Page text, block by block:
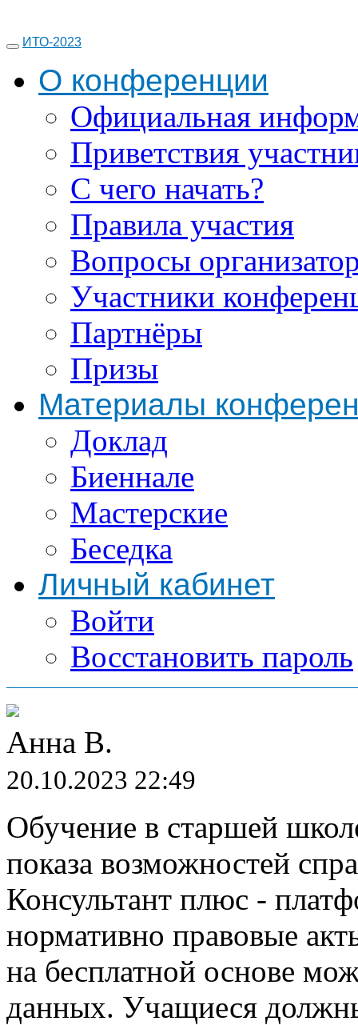
ИТО-2023
О конференции
Официальная
Приветствия
С чего начать?
Правила участия
Вопросы
Участники
Партнёры
Призы
Материалы
Доклад
Биеннале
Мастерские
Беседка
Личный кабинет
Войти
Восстановить пароль
Анна В.
20.10.2023 22:49
Обучение в старшей
показа возможностей
Консультант плюс -
нормативно правовые
на бесплатной основе
данных. Учащиеся